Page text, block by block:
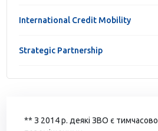
International Credit Mobility
Strategic Partnership
** З 2014 р. деякі ЗВО є тимчасово